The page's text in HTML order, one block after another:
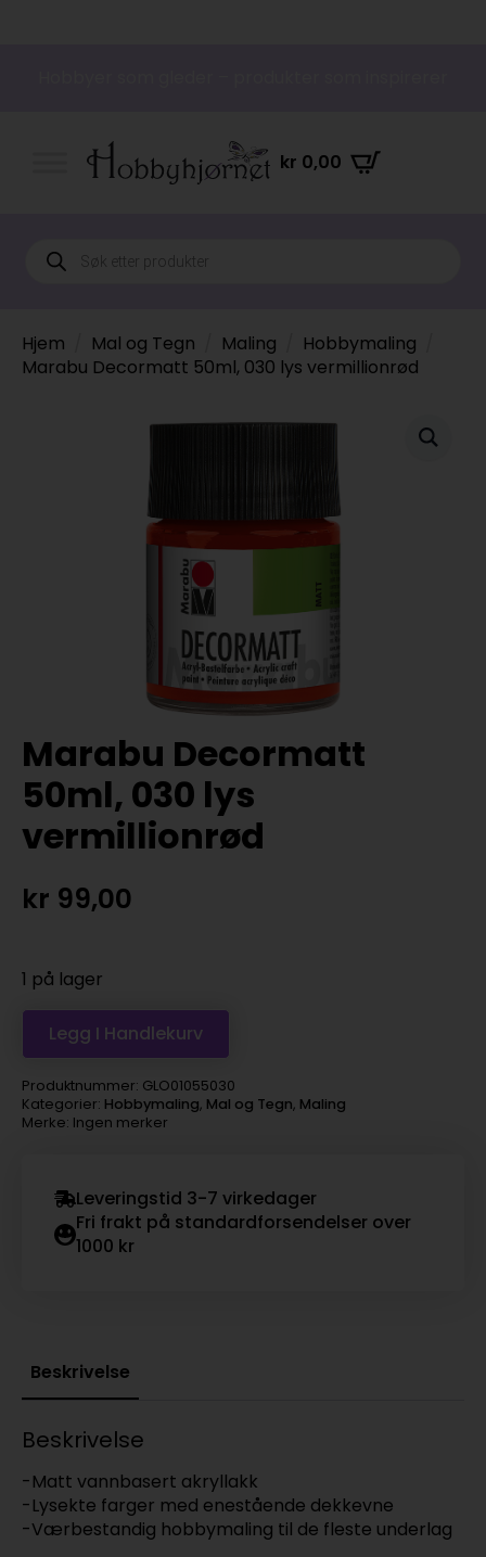
kr 0,00
Products
search
Hjem Mal og Tegn Maling
Hobbymaling
Marabu Decormatt 50ml, 030 lys vermillionrød
Marabu Decormatt
50ml, 030 lys
vermillionrød
kr 99,00
1 på lager
Legg I Handlekurv
Produktnummer: GLO01055030
Kategorier: Hobbymaling, Mal og Tegn, Maling
Merke: Ingen merker
Leveringstid 3-7 virkedager
Fri frakt på standardforsendelser over
1000 kr
Beskrivelse
Beskrivelse
-Matt vannbasert akryllakk
-Lysekte farger med enestående dekkevne
-Værbestandig hobbymaling til de fleste underlag